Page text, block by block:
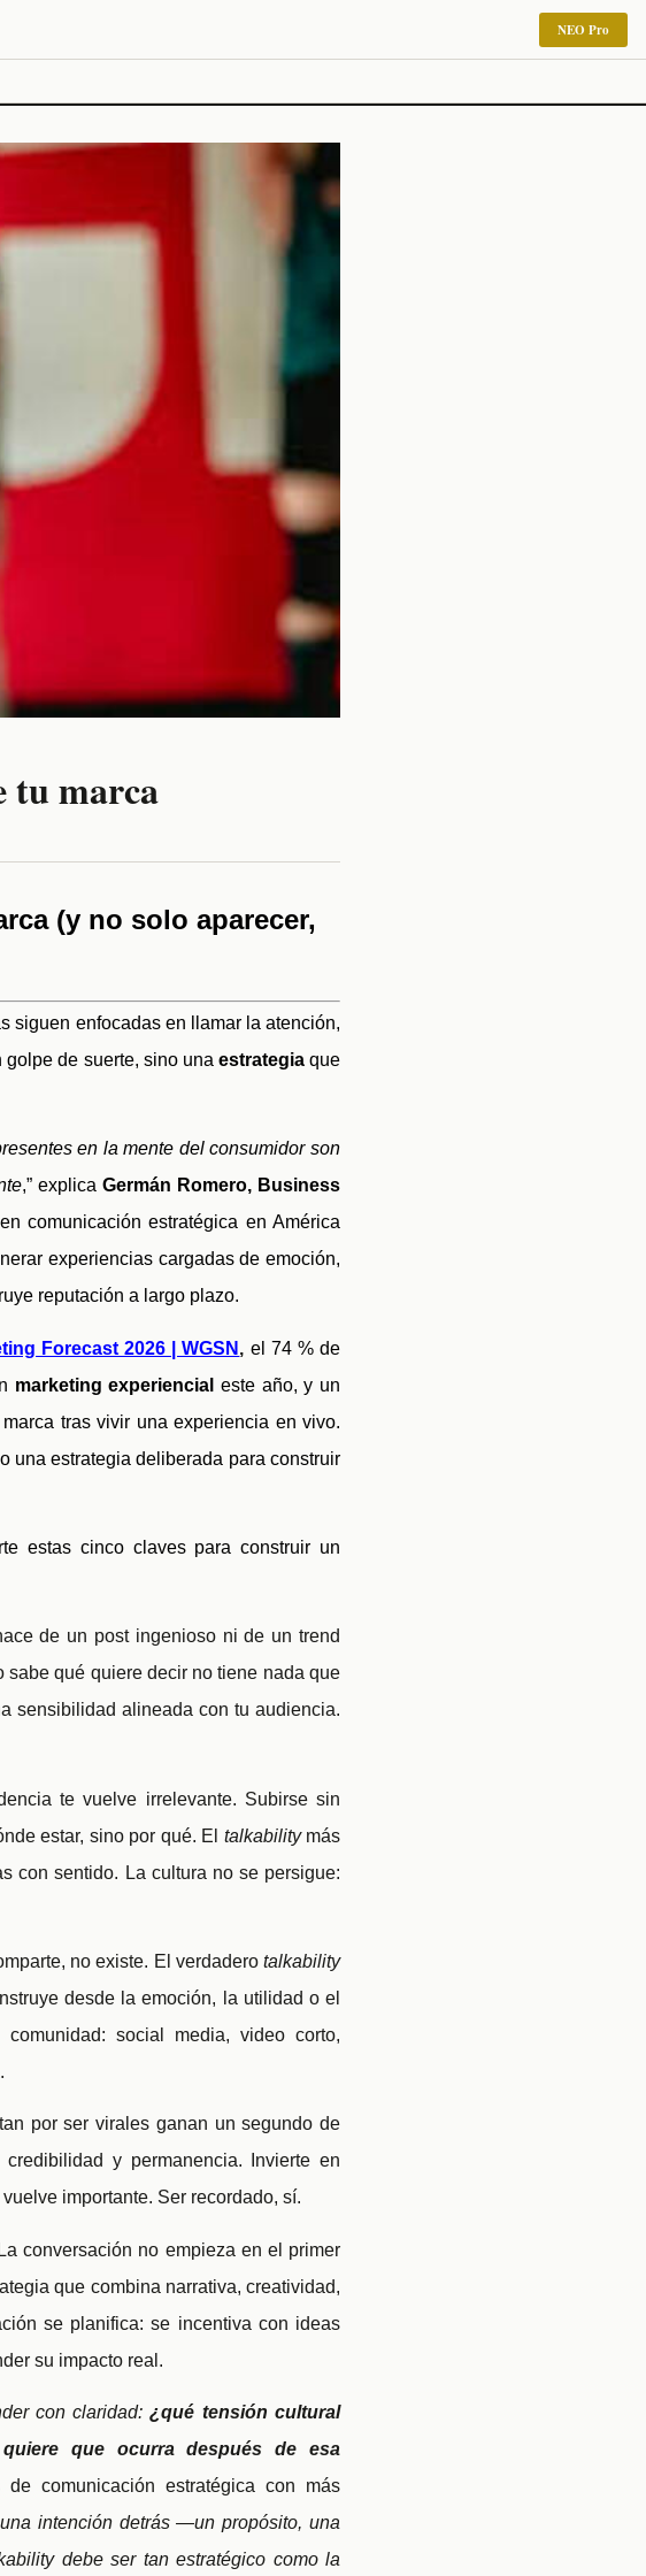
NEO Pro
tu marca
(y no solo aparecer,
siguen enfocadas en llamar la atención,
golpe de suerte, sino una estrategia que
en la mente del consumidor son
,” explica Germán Romero, Business
comunicación estratégica en América
experiencias cargadas de emoción,
reputación a largo plazo.
Forecast 2026 | WGSN , el 74 % de
marketing experiencial este año, y un
tras vivir una experiencia en vivo.
una estrategia deliberada para construir
estas cinco claves para construir un
de un post ingenioso ni de un trend
qué quiere decir no tiene nada que
sensibilidad alineada con tu audiencia.
te vuelve irrelevante. Subirse sin
estar, sino por qué. El talkability más
con sentido. La cultura no se persigue:
no existe. El verdaderotalkability
desde la emoción, la utilidad o el
social media, video corto,
por ser virales ganan un segundo de
y permanencia. Invierte en
vuelve importante. Ser recordado, sí.
La conversación no empieza en el primer
que combina narrativa, creatividad,
se planifica: se incentiva con ideas
su impacto real.
con claridad:¿qué tensión cultural
que ocurra después de esa
comunicación estratégica con más
intención detrás —un propósito, una
debe ser tan estratégico como la